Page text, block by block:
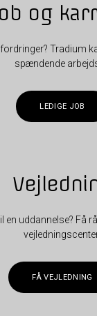
og
Tradium
spændende
LEDIGE JOB
en uddannelse? Få
FÅ VEJLEDNING